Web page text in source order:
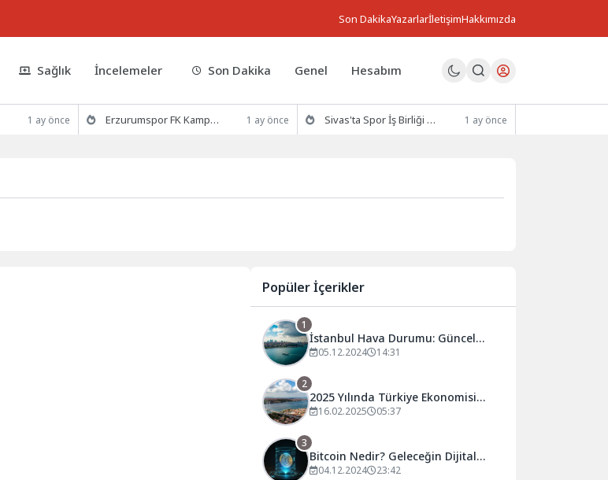
Son DakikaYazarlarİletişimHakkımızda
Sağlık İncelemeler Son Dakika Genel Hesabım
1 ay önce Erzurumspor FK Kamp Hazırlıklarına Devam Ediyor 1 ay önce Sivas'ta Spor İş Birliği Protokolü İmzalandı 1 ay önce
Popüler İçerikler
1
İstanbul Hava Durumu: Güncel
Tahminler ve Öneriler
05.12.2024 14:31
2
2025 Yılında Türkiye Ekonomisi
Nasıl Şekillenecek?
16.02.2025 05:37
3
Bitcoin Nedir? Geleceğin Dijital
Para Birimi Hakkında Bilmeniz
04.12.2024 23:42